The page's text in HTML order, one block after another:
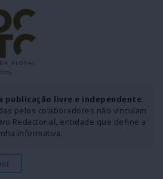
publicação livre e independente.
pelos colaboradores não vinculam
Redactorial, entidade que define a
informativa.